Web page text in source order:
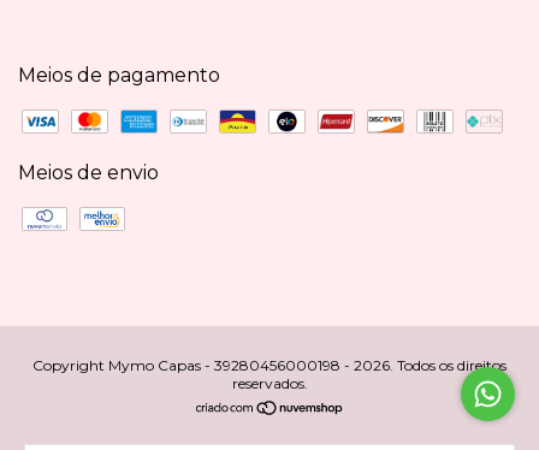
Meios de pagamento
Meios de envio
Copyright Mymo Capas - 39280456000198 - 2026. Todos os direitos
reservados.